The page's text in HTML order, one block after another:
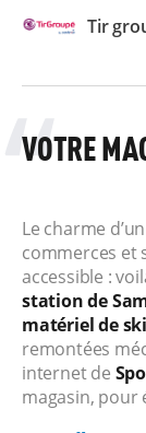
Tir
VOTRE
Le charme
commerces et
accessible :
station de
matériel de ski
remontées
internet de
magasin, pour